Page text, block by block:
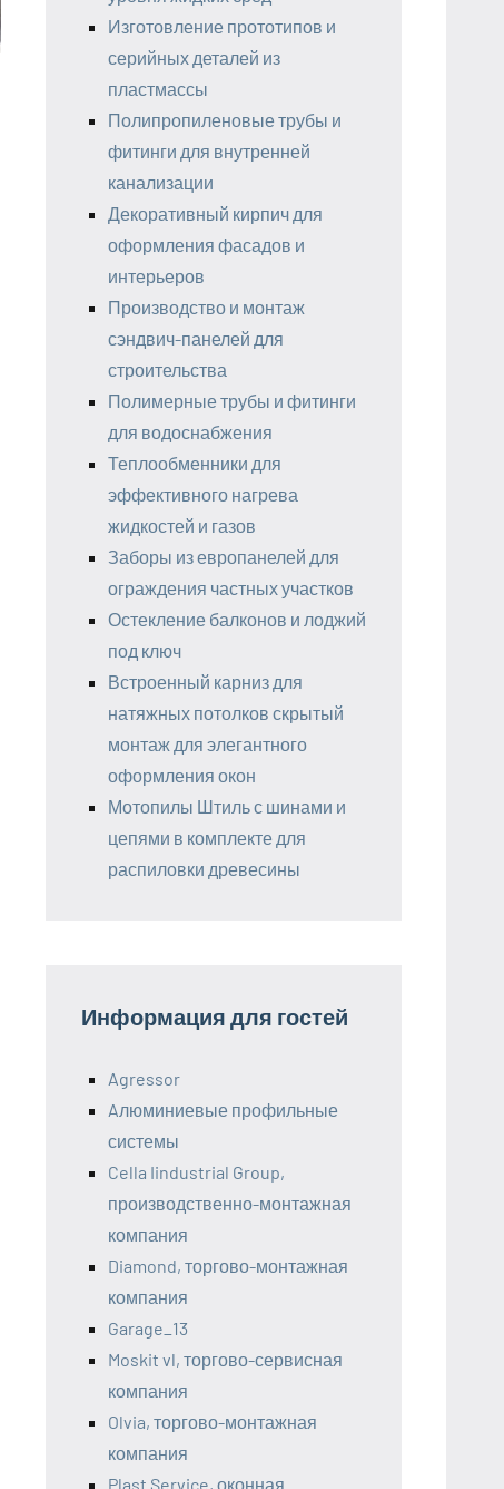
Изготовление прототипов и
серийных деталей из
пластмассы
Полипропиленовые трубы и
фитинги для внутренней
канализации
Декоративный кирпич для
оформления фасадов и
интерьеров
Производство и монтаж
сэндвич-панелей для
строительства
Полимерные трубы и фитинги
для водоснабжения
Теплообменники для
эффективного нагрева
жидкостей и газов
Заборы из европанелей для
ограждения частных участков
Остекление балконов и лоджий
под ключ
Встроенный карниз для
натяжных потолков скрытый
монтаж для элегантного
оформления окон
Мотопилы Штиль с шинами и
цепями в комплекте для
распиловки древесины
Информация для гостей
Agressor
Aлюминиевые профильные
системы
Cella Iindustrial Group,
производственно-монтажная
компания
Diamond, торгово-монтажная
компания
Garage_13
Moskit vl, торгово-сервисная
компания
Olvia, торгово-монтажная
компания
Plast Service, оконная